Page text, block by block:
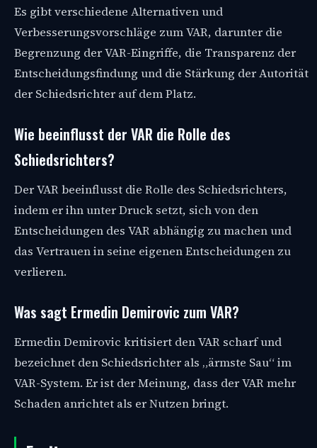
Es gibt verschiedene Alternativen und
Verbesserungsvorschläge zum VAR, darunter die
Begrenzung der VAR-Eingriffe, die Transparenz der
Entscheidungsfindung und die Stärkung der Autorität
der Schiedsrichter auf dem Platz.
Wie beeinflusst der VAR die Rolle des
Schiedsrichters?
Der VAR beeinflusst die Rolle des Schiedsrichters,
indem er ihn unter Druck setzt, sich von den
Entscheidungen des VAR abhängig zu machen und
das Vertrauen in seine eigenen Entscheidungen zu
verlieren.
Was sagt Ermedin Demirovic zum VAR?
Ermedin Demirovic kritisiert den VAR scharf und
bezeichnet den Schiedsrichter als „ärmste Sau“ im
VAR-System. Er ist der Meinung, dass der VAR mehr
Schaden anrichtet als er Nutzen bringt.